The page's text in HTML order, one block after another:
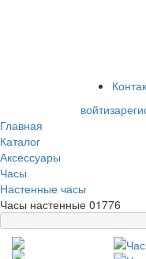
войти
Главная
Каталог
Аксессуары
Часы
Настенные часы
Часы настенные 01776